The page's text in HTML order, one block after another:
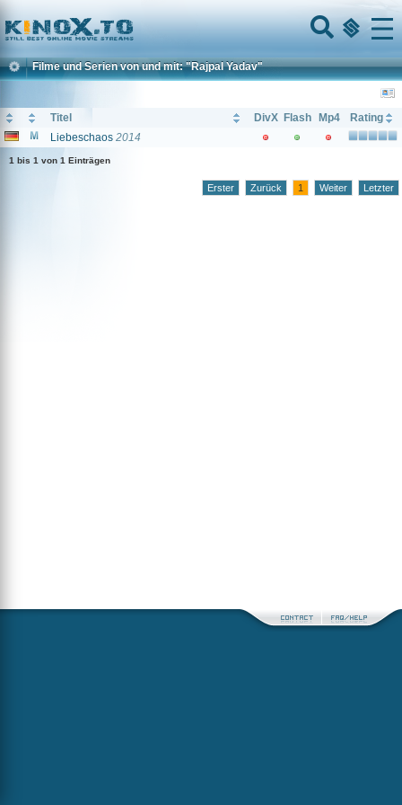
Home
Menu
Filme und Serien von und mit: "Rajpal Yadav"
Titel DivX Flash Mp4
Rating
Liebeschaos 2014
1 bis 1 von 1 Einträgen
Erster Zurück 1 Weiter Letzter